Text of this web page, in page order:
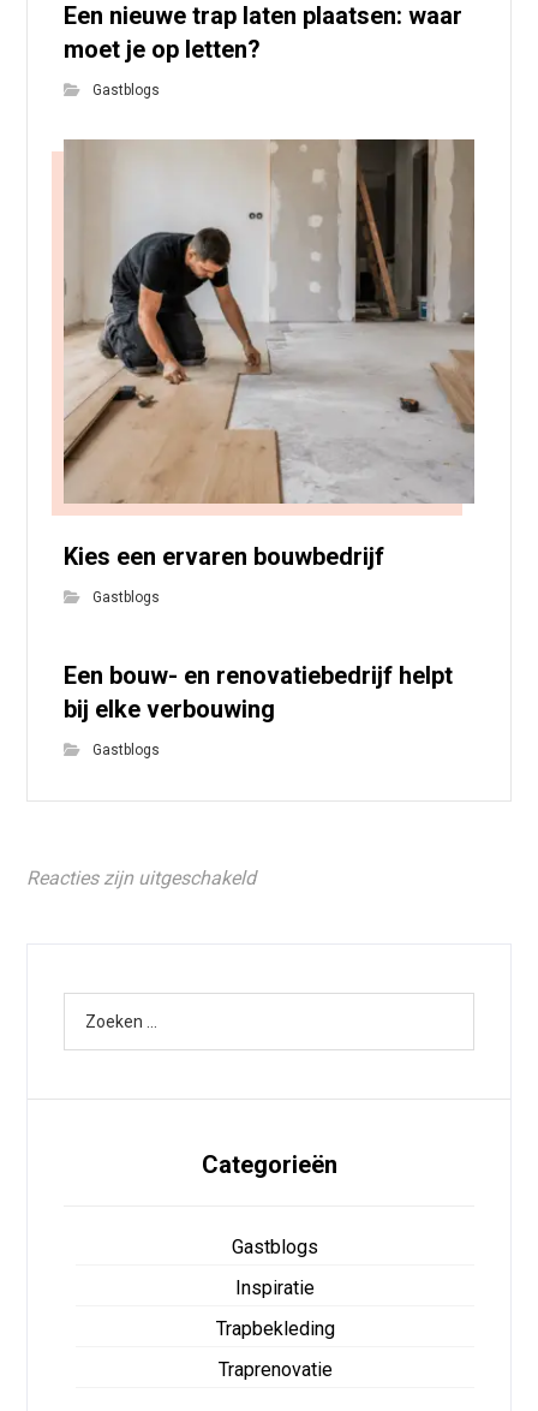
Een nieuwe trap laten plaatsen: waar
moet je op letten?
Gastblogs
Kies een ervaren bouwbedrijf
Gastblogs
Een bouw- en renovatiebedrijf helpt
bij elke verbouwing
Gastblogs
Reacties zijn uitgeschakeld
Categorieën
Gastblogs
Inspiratie
Trapbekleding
Traprenovatie